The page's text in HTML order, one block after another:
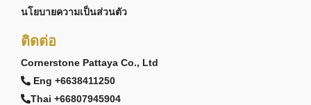
นโยบายความเป็นส่วนตัว
ติดต่อ
Cornerstone Pattaya Co., Ltd
Eng +6638411250
Thai +66807945904